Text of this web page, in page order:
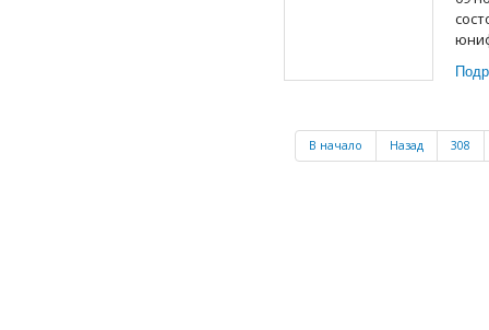
В начало Назад 308